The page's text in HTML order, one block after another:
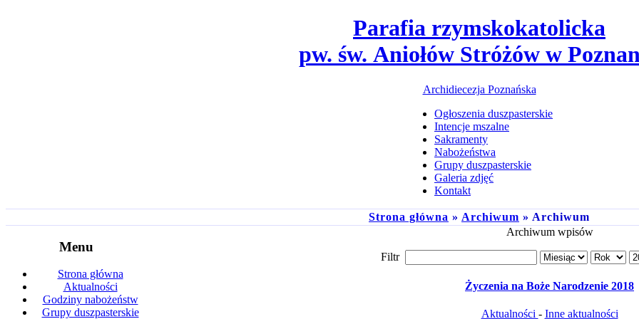
Parafia rzymskokatolicka
pw. św. Aniołów Stróżów w
Archidiecezja Poznańska
Ogłoszenia duszpasterskie
Intencje mszalne
Sakramenty
Nabożeństwa
Grupy duszpasterskie
Galeria zdjęć
Kontakt
Strona główna » Archiwum » Archiwum
Menu
Strona główna
Aktualności
Godziny nabożeństw
Grupy duszpasterskie
Archiwum wpisów
Filtr
Życzenia na Boże Narodzenie 2018
Aktualności - Inne aktualności